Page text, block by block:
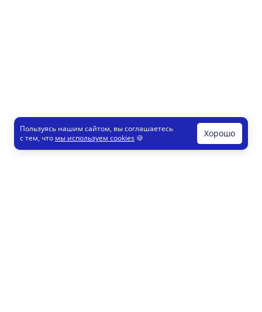
Пользуясь нашим сайтом, вы соглашаетесь
с тем, что мы используем cookies 🍪 Хорошо